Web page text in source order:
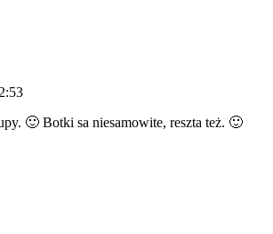
🙂 Botki sa niesamowite, reszta też. 🙂